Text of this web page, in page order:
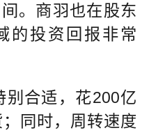
。商羽也在股东
的投资回报非常
别合适，花200亿
同时，周转速度